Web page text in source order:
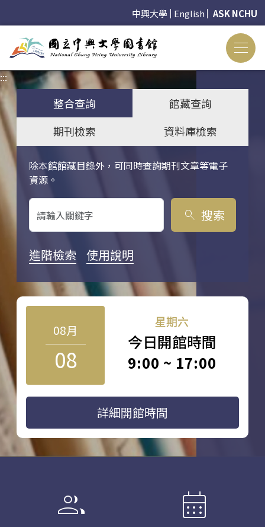
中興大學 English ASK NCHU
:::
整合查詢
館藏查詢
期刊檢索
資料庫檢索
除本館館藏目錄外，可同時查詢期刊文章等電子
資源。
關鍵字搜尋
search 搜索
進階檢索 使用說明
08月
08
星期六
今日開館時間
9:00 ~ 17:00
詳細開館時間
group calendar_month